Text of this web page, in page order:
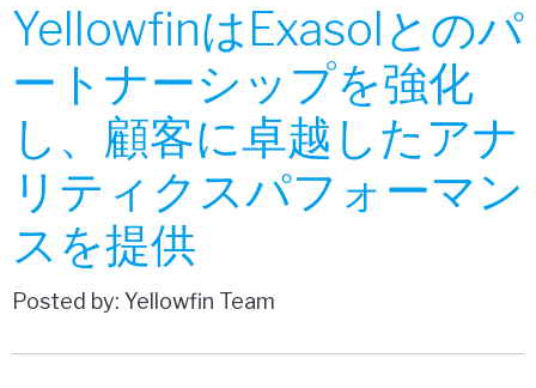
YellowfinはExasolとのパ
ートナーシップを強化
し、顧客に卓越したアナ
リティクスパフォーマン
スを提供
Posted by: Yellowfin Team